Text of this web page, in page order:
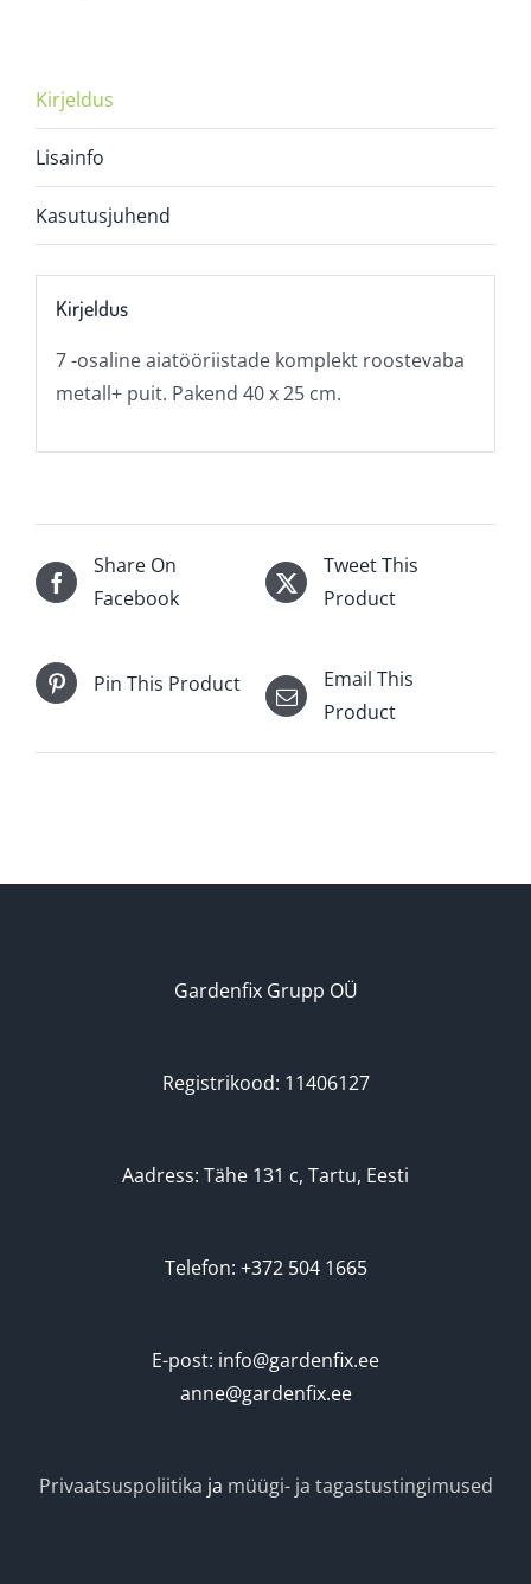
Kirjeldus
Lisainfo
Kasutusjuhend
Kirjeldus
7 -osaline aiatööriistade komplekt roostevaba
metall+ puit. Pakend 40 x 25 cm.
Share On
Facebook
Tweet This
Product
Pin This Product
Email This
Product
Gardenfix Grupp OÜ
Registrikood: 11406127
Aadress: Tähe 131 c, Tartu, Eesti
Telefon: +372 504 1665
E-post: info@gardenfix.ee
anne@gardenfix.ee
Privaatsuspoliitika ja müügi- ja tagastustingimused